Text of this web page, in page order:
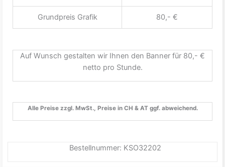
Grundpreis Grafik 80,- €
Auf Wunsch gestalten wir Ihnen den Banner für 80,- €
netto pro Stunde.
Alle Preise zzgl. MwSt., Preise in CH & AT ggf. abweichend.
Bestellnummer: KSO32202